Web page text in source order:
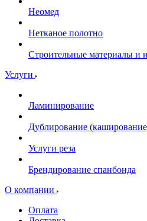
Нeомед
Нетканое полотно
Строительные материалы и
Услуги
Ламинирование
Дублирование
Услуги реза
Брендирование спанбонда
О компании
Оплата